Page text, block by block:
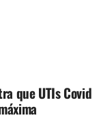
que UTIs Covid